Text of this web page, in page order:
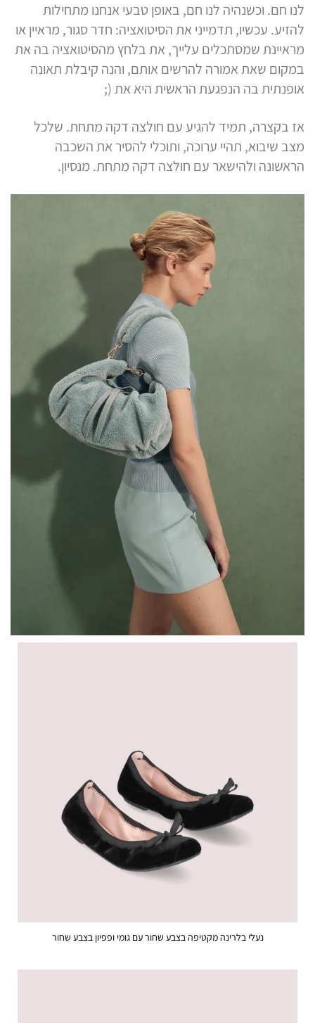
לנו חם. וכשנהיה לנו חם, באופן טבעי אנחנו מתחילות
להזיע. עכשיו, תדמייני את הסיטואציה: חדר סגור, מראיין או
מראיינת שמסתכלים עלייך, את בלחץ מהסיטואציה בה את
במקום שאת אמורה להרשים אותם, והנה קיבלת תאונה
אופנתית בה הנפגעת הראשית היא את (;
אז בקצרה, תמיד להגיע עם חולצה דקה מתחת. שלכל
מצב שיבוא, תהיי ערוכה, ותוכלי להסיר את השכבה
הראשונה ולהישאר עם חולצה דקה מתחת. מנסיון.
נעלי בלרינה מקטיפה בצבע שחור עם גומי ופפיון בצבע שחור